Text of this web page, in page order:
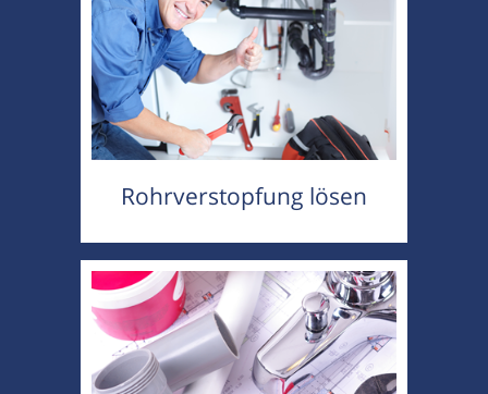
Rohrverstopfung lösen